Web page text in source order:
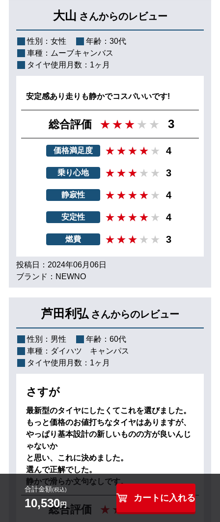
合計金額(税込)
10,530円
カートに入れる
大山 さんからのレビュー
性別： 女性 年齢： 30代
車種： ムーブキャンバス
タイヤ使用月数： 1ヶ月
安定感あり走りも静かでコスパいいです!
総合評価 3
価格満足度 4
乗り心地 3
静寂性 4
安定性 4
燃費 3
投稿日：2024年06月06日
ブランド：NEWNO
芦田利弘 さんからのレビュー
性別： 男性 年齢： 60代
車種： ダイハツ キャンパス
タイヤ使用月数： 1ヶ月
さすが
最新型のタイヤにしたくてこれを選びました。
もっと価格のお値打ちなタイヤはありますが、
やっぱり基本設計の新しいものの方が良いんじ
ゃないか
と思い、これに決めました。
選んで正解でした。
静かで滑らか文句なしです。
総合評価 5